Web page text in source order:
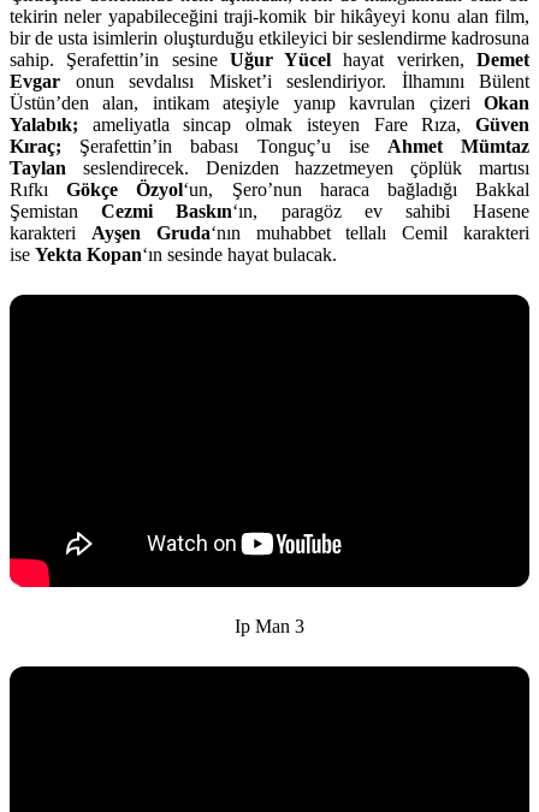
tekirin neler yapabileceğini traji-komik bir hikâyeyi konu alan film,
bir de usta isimlerin oluşturduğu etkileyici bir seslendirme kadrosuna
sahip. Şerafettin’in sesine Uğur Yücel hayat verirken,Demet
Evgar onun sevdalısı Misket’i seslendiriyor. İlhamını Bülent
Üstün’den alan, intikam ateşiyle yanıp kavrulan çizeri Okan
Yalabık; ameliyatla sincap olmak isteyen Fare Rıza, Güven
Kıraç; Şerafettin’in babası Tonguç’u ise Ahmet Mümtaz
Taylan seslendirecek. Denizden hazzetmeyen çöplük martısı
RıfkıGökçe Özyol‘un, Şero’nun haraca bağladığı Bakkal
ŞemistanCezmi Baskın‘ın, paragöz ev sahibi Hasene
karakteri Ayşen Gruda‘nın muhabbet tellalı Cemil karakteri
ise Yekta Kopan‘ın sesinde hayat bulacak.
Ip Man 3